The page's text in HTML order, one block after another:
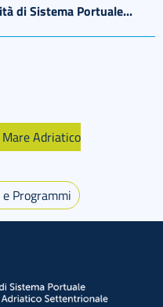
di Sistema Portuale...
Adriatico
Programmi